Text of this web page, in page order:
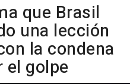
que Brasil
una lección
la condena
el golpe